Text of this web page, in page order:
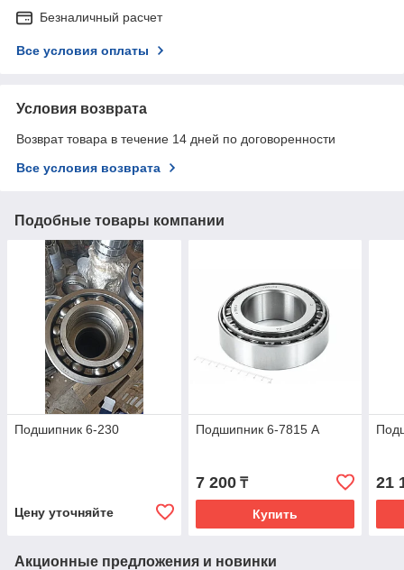
Безналичный расчет
Все условия оплаты
Условия возврата
Возврат товара в течение 14 дней по договоренности
Все условия возврата
Подобные товары компании
Подшипник 6-230
Цену уточняйте
Подшипник 6-7815 А
7 200₸
Купить
21
Акционные предложения и новинки